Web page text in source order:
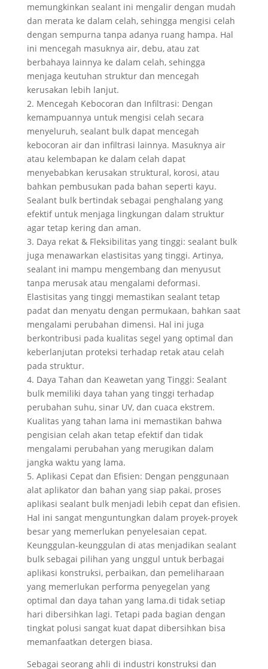
memungkinkan sealant ini mengalir dengan mudah
dan merata ke dalam celah, sehingga mengisi celah
dengan sempurna tanpa adanya ruang hampa. Hal
ini mencegah masuknya air, debu, atau zat
berbahaya lainnya ke dalam celah, sehingga
menjaga keutuhan struktur dan mencegah
kerusakan lebih lanjut.
2. Mencegah Kebocoran dan Infiltrasi: Dengan
kemampuannya untuk mengisi celah secara
menyeluruh, sealant bulk dapat mencegah
kebocoran air dan infiltrasi lainnya. Masuknya air
atau kelembapan ke dalam celah dapat
menyebabkan kerusakan struktural, korosi, atau
bahkan pembusukan pada bahan seperti kayu.
Sealant bulk bertindak sebagai penghalang yang
efektif untuk menjaga lingkungan dalam struktur
agar tetap kering dan aman.
3. Daya rekat & Fleksibilitas yang tinggi: sealant bulk
juga menawarkan elastisitas yang tinggi. Artinya,
sealant ini mampu mengembang dan menyusut
tanpa merusak atau mengalami deformasi.
Elastisitas yang tinggi memastikan sealant tetap
padat dan menyatu dengan permukaan, bahkan saat
mengalami perubahan dimensi. Hal ini juga
berkontribusi pada kualitas segel yang optimal dan
keberlanjutan proteksi terhadap retak atau celah
pada struktur.
4. Daya Tahan dan Keawetan yang Tinggi: Sealant
bulk memiliki daya tahan yang tinggi terhadap
perubahan suhu, sinar UV, dan cuaca ekstrem.
Kualitas yang tahan lama ini memastikan bahwa
pengisian celah akan tetap efektif dan tidak
mengalami perubahan yang merugikan dalam
jangka waktu yang lama.
5. Aplikasi Cepat dan Efisien: Dengan penggunaan
alat aplikator dan bahan yang siap pakai, proses
aplikasi sealant bulk menjadi lebih cepat dan efisien.
Hal ini sangat menguntungkan dalam proyek-proyek
besar yang memerlukan penyelesaian cepat.
Keunggulan-keunggulan di atas menjadikan sealant
bulk sebagai pilihan yang unggul untuk berbagai
aplikasi konstruksi, perbaikan, dan pemeliharaan
yang memerlukan performa penyegelan yang
optimal dan daya tahan yang lama.di tidak setiap
hari dibersihkan lagi. Tetapi pada bagian dengan
tingkat polusi sangat kuat dapat dibersihkan bisa
memanfaatkan detergen biasa.
Sebagai seorang ahli di industri konstruksi dan